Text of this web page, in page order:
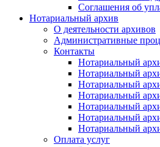
Соглашения об
Нотариальный архив
О деятельности архивов
Административные
Контакты
Нотариальный
Нотариальный
Нотариальный
Нотариальный
Нотариальный
Нотариальный
Нотариальный
Оплата услуг